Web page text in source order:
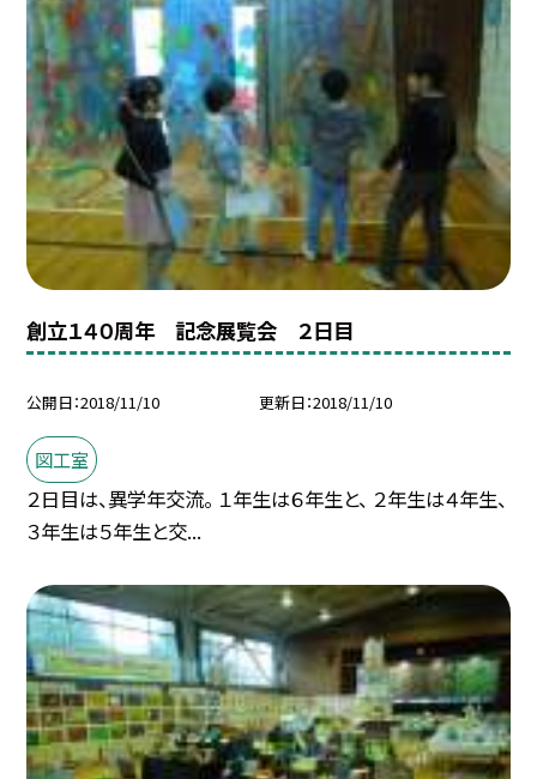
創立１４０周年 記念展覧会 ２日目
公開日 2018/11/10 更新日 2018/11/10
図工室
２日目は、異学年交流。 １年生は６年生と、 ２年生は４年生、
３年生は５年生と交...